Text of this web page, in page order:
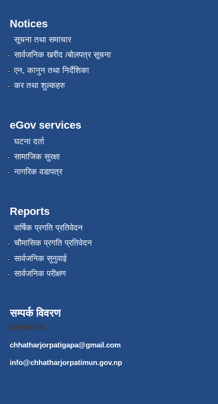
Notices
सूचना तथा समाचार
सार्वजनिक खरीद /बोलपत्र सूचना
एन, कानुन तथा निर्देशिका
कर तथा शुल्कहरु
eGov services
घटना दर्ता
सामाजिक सुरक्षा
नागरिक वडापत्र
Reports
वार्षिक प्रगति प्रतिवेदन
चौमासिक प्रगति प्रतिवेदन
सार्वजनिक सुनुवाई
सार्वजनिक परीक्षण
सम्पर्क विवरण
026404196
chhatharjorpatigapa@gmail.com
info@chhatharjorpatimun.gov.np